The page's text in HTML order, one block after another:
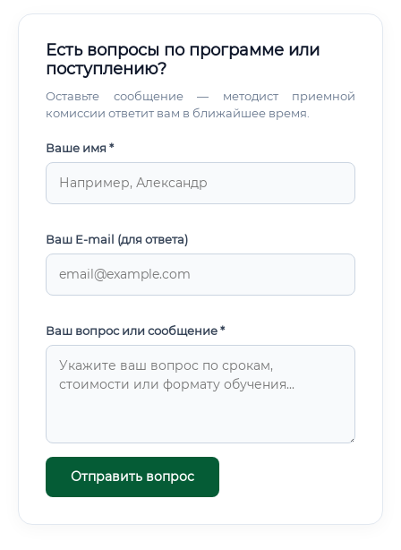
Есть вопросы по программе или
поступлению?
Оставьте сообщение — методист приемной
комиссии ответит вам в ближайшее время.
Ваше имя *
Ваш E-mail (для ответа)
Ваш вопрос или сообщение *
Отправить вопрос